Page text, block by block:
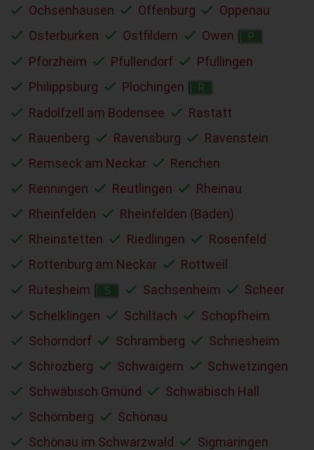
Ochsenhausen
Offenburg
Oppenau
Osterburken
Ostfildern Owen P
Pforzheim Pfullendorf
Pfullingen
Philippsburg
Plochingen R
Radolfzell am Bodensee
Rastatt
Rauenberg
Ravensburg
Ravenstein
Remseck am Neckar
Renchen
Renningen
Reutlingen
Rheinau
Rheinfelden
Rheinfelden (Baden)
Rheinstetten
Riedlingen
Rosenfeld
Rottenburg am Neckar
Rottweil
Rutesheim
S Sachsenheim
Scheer
Schelklingen
Schiltach
Schopfheim
Schorndorf
Schramberg
Schriesheim
Schrozberg
Schwaigern
Schwetzingen
Schwäbisch Gmünd
Schwäbisch Hall
Schömberg
Schönau
Schönau im Schwarzwald
Sigmaringen